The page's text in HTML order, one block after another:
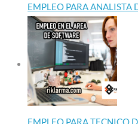
EMPLEO PARA ANALISTA
EMPLEO PARA TECNICO